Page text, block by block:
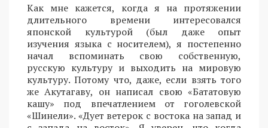
Как мне кажется, когда я на протяжении
длительного времени интересовался
японской культурой (был даже опыт
изучения языка с носителем), я постепенно
начал вспоминать свою собственную,
русскую культуру и выходить на мировую
культуру. Потому что, даже, если взять того
же Акутагаву, он написал свою «Бататовую
кашу» под впечатлением от гоголевской
«Шинели». «Дует ветерок с востока на запад и